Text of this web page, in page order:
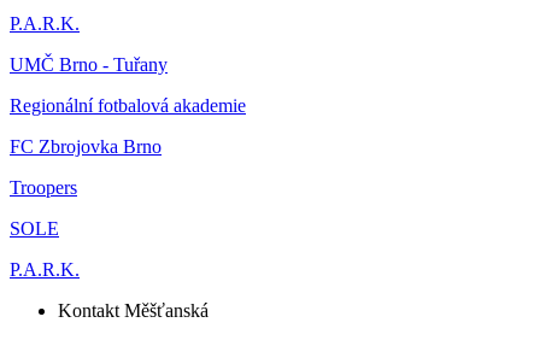
P.A.R.K.
UMČ Brno - Tuřany
Regionální fotbalová akademie
FC Zbrojovka Brno
Troopers
SOLE
P.A.R.K.
Kontakt Měšťanská